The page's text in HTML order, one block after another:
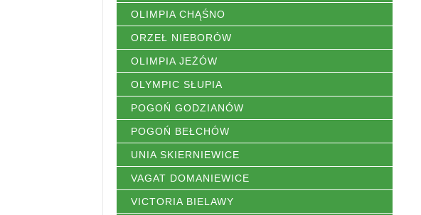
OLIMPIA CHĄŚNO
ORZEŁ NIEBORÓW
OLIMPIA JEŻÓW
OLYMPIC SŁUPIA
POGOŃ GODZIANÓW
POGOŃ BEŁCHÓW
UNIA SKIERNIEWICE
VAGAT DOMANIEWICE
VICTORIA BIELAWY